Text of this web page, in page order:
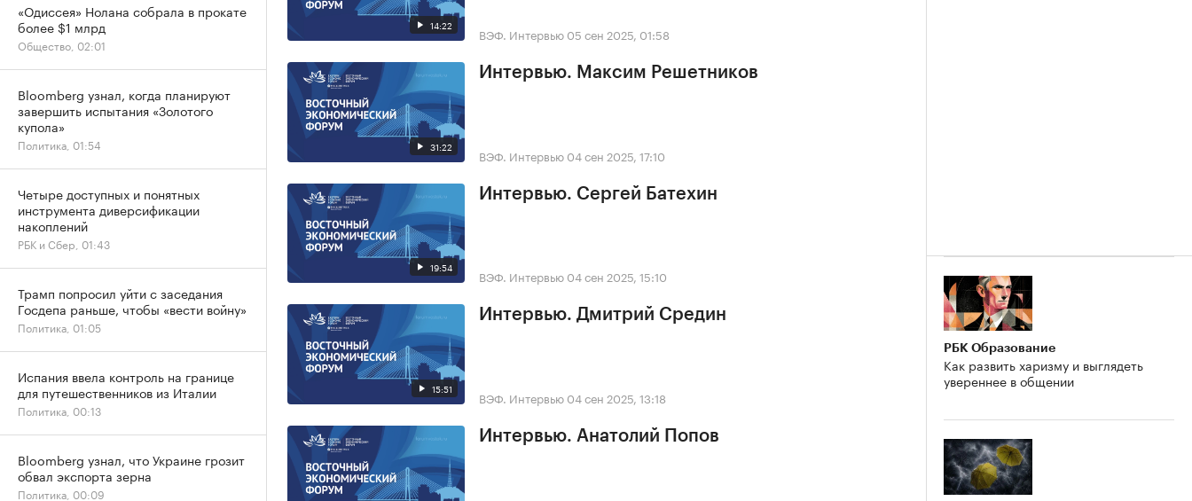
14:22 ВЭФ. Интервью 05 сен 2025, 01:58
31:22
Интервью. Максим Решетников
ВЭФ. Интервью 04 сен 2025, 17:10
19:54
Интервью. Сергей Батехин
ВЭФ. Интервью 04 сен 2025, 15:10
15:51
Интервью. Дмитрий Средин
ВЭФ. Интервью 04 сен 2025, 13:18
Интервью. Анатолий Попов
РБК Образование
Как развить харизму и выглядеть
увереннее в общении
«Одиссея» Нолана собрала в прокате
более $1 млрд
Общество, 02:01
Bloomberg узнал, когда планируют
завершить испытания «Золотого
купола»
Политика, 01:54
Четыре доступных и понятных
инструмента диверсификации
накоплений
РБК и Сбер, 01:43
Трамп попросил уйти с заседания
Госдепа раньше, чтобы «вести войну»
Политика, 01:05
Испания ввела контроль на границе
для путешественников из Италии
Политика, 00:13
Bloomberg узнал, что Украине грозит
обвал экспорта зерна
Политика, 00:09